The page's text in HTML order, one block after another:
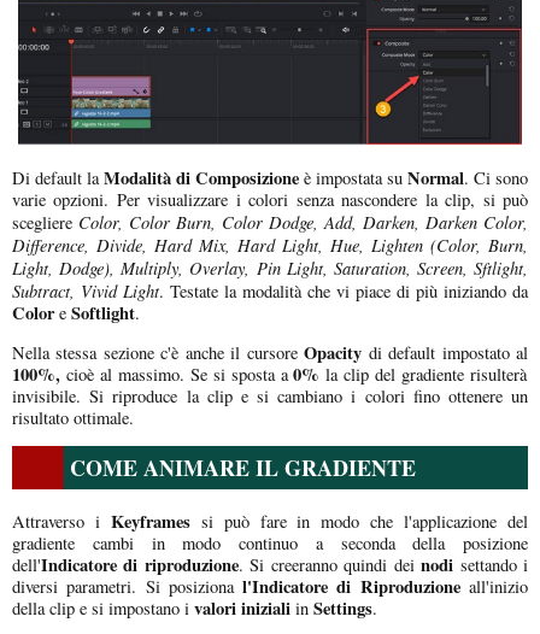
Di default laModalità di Composizione è impostata su Normal. Ci sono
varie opzioni. Per visualizzare i colori senza nascondere la clip, si può
scegliere Color, Color Burn, Color Dodge, Add, Darken, Darken Color,
Difference, Divide, Hard Mix, Hard Light, Hue, Lighten (Color, Burn,
Light, Dodge), Multiply, Overlay, Pin Light, Saturation, Screen, Sftlight,
Subtract, Vivid Light. Testate la modalità che vi piace di più iniziando da
Colore Softlight.
Nella stessa sezione c'è anche il cursoreOpacity di default impostato al
100%, cioè al massimo. Se si sposta a0% la clip del gradiente risulterà
invisibile. Si riproduce la clip e si cambiano i colori fino ottenere un
risultato ottimale.
COME ANIMARE IL GRADIENTE
Attraverso i Keyframes si può fare in modo che l'applicazione del
gradiente cambi in modo continuo a seconda della posizione
dell'Indicatore di riproduzione. Si creeranno quindi deinodi settando i
diversi parametri. Si posizional'Indicatore di Riproduzioneall'inizio
della clip e si impostano i valori iniziali in Settings.